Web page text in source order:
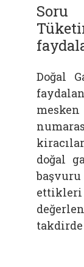
Soru
Doğal
doğal